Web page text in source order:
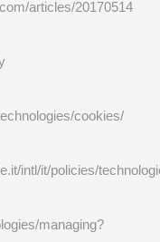
articles/20170514
cookies/
intl/it/policies/
managing?